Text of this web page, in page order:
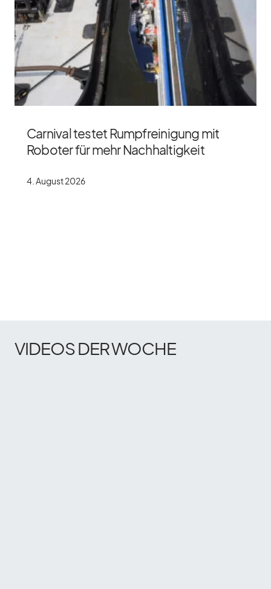
Carnival testet Rumpfreinigung mit
Roboter für mehr Nachhaltigkeit
4. Au­gust 2026
VIDEOS DER WOCHE